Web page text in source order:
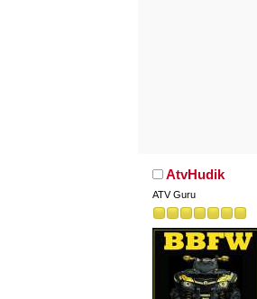
AtvHudik
ATV Guru